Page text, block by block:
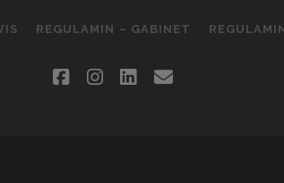
REGULAMIN – GABINET
facebookinstagram
linkedin
email